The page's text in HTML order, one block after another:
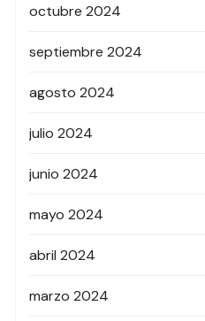
octubre 2024
septiembre 2024
agosto 2024
julio 2024
junio 2024
mayo 2024
abril 2024
marzo 2024